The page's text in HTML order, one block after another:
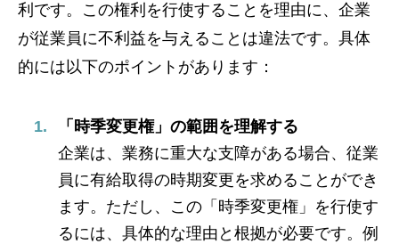
利です。この権利を行使することを理由に、企業
が従業員に不利益を与えることは違法です。具体
的には以下のポイントがあります：
「時季変更権」の範囲を理解する
企業は、業務に重大な支障がある場合、従業
員に有給取得の時期変更を求めることができ
ます。ただし、この「時季変更権」を行使す
るには、具体的な理由と根拠が必要です。例